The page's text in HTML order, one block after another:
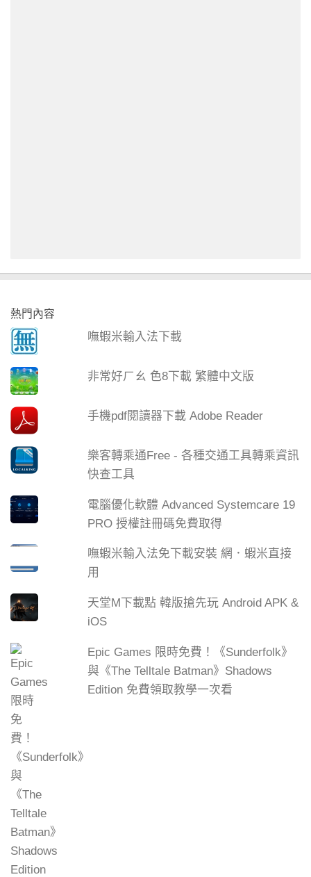
熱門內容
嘸蝦米輸入法下載
非常好ㄏㄠ 色8下載 繁體中文版
手機pdf閱讀器下載 Adobe Reader
樂客轉乘通Free - 各種交通工具轉乘資訊
快查工具
電腦優化軟體 Advanced Systemcare 19
PRO 授權註冊碼免費取得
嘸蝦米輸入法免下載安裝 網．蝦米直接
用
天堂M下載點 韓版搶先玩 Android APK &
iOS
Epic Games 限時免費！《Sunderfolk》
與《The Telltale Batman》Shadows
Edition 免費領取教學一次看